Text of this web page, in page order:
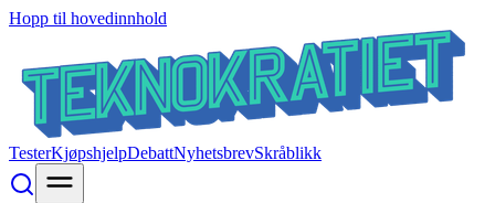
Hopp til hovedinnhold
TesterKjøpshjelpDebattNyhetsbrevSkråblikk